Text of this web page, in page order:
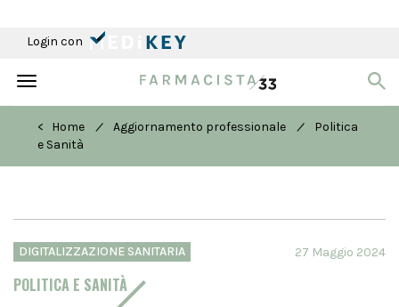
Login con
Toggle
< Home
/ Aggiornamento professionale /
Politica
e Sanità
DIGITALIZZAZIONE SANITARIA
POLITICA E SANITÀ
27 Maggio 2024